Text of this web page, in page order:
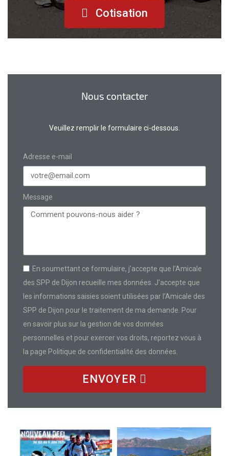
Cotisation
Nous contacter
Veuillez remplir le formulaire ci-dessous.
Adresse e-mail
Message
En soumettant ce formulaire, j’accepte que l’Amicale
des SPP de Dijon recueille mes données. J'accepte que
les informations saisies soient utilisées par l’Amicale des
SPP de Dijon pour le traitement de ma demande. Pour
en savoir plus sur la gestion de vos données
personnelles et pour exercer vos droits, reportez vous à
la page Politique de confidentialité des données.
ENVOYER